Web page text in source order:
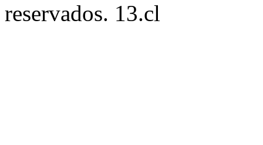
reservados. 13.cl